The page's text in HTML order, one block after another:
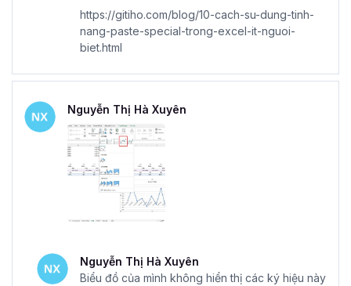
https://gitiho.com/blog/10-cach-su-dung-tinh-
nang-paste-special-trong-excel-it-nguoi-
biet.html
Nguyễn Thị Hà Xuyên
Nguyễn Thị Hà Xuyên
Biểu đồ của mình không hiển thị các ký hiệu này